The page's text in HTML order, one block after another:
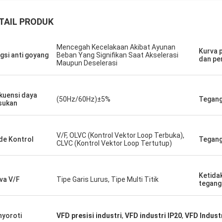
dipenuhi secara akurat dan
komunikasi
kami lebih kuat. Kami
dengan logistik dan kinerja solid
dengan sangat senyap
mempertahankan torsi
biasa untuk aplikasi
PRODUK
anti goyang
Mencegah Kecelakaan Akibat Ayunan
Beban Yang Signifikan Saat Akselerasi
Maupun Deselerasi
Kurva
dan
daya
(50Hz/60Hz)±5%
Kontrol
V/F, OLVC (Kontrol Vektor Loop Terbuka),
CLVC (Kontrol Vektor Loop Tertutup)
V/F Tipe Garis Lurus, Tipe Multi Titik
VFD presisi industri, VFD industri IP20, VFD